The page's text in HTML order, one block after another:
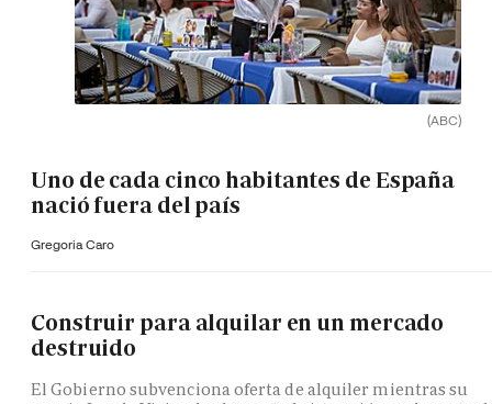
(ABC)
Uno de cada cinco habitantes de España
nació fuera del país
Gregoria Caro
Construir para alquilar en un mercado
destruido
El Gobierno subvenciona oferta de alquiler mientras su